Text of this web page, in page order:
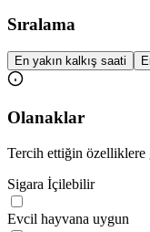
Sıralama
En yakın kalkış saati
Olanaklar
Tercih ettiğin özelliklere
Sigara İçilebilir
Evcil hayvana uygun